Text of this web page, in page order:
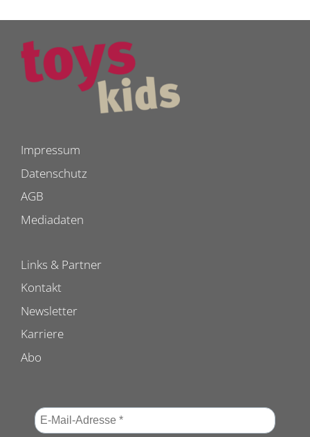
Impressum
Datenschutz
AGB
Mediadaten
Links & Partner
Kontakt
Newsletter
Karriere
Abo